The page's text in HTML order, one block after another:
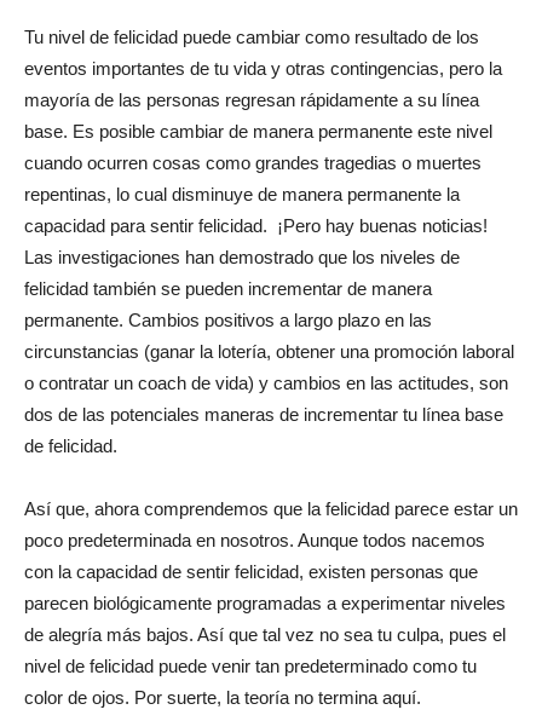
Tu nivel de felicidad puede cambiar como resultado de los
eventos importantes de tu vida y otras contingencias, pero la
mayoría de las personas regresan rápidamente a su línea
base. Es posible cambiar de manera permanente este nivel
cuando ocurren cosas como grandes tragedias o muertes
repentinas, lo cual disminuye de manera permanente la
capacidad para sentir felicidad. ¡Pero hay buenas noticias!
Las investigaciones han demostrado que los niveles de
felicidad también se pueden incrementar de manera
permanente. Cambios positivos a largo plazo en las
circunstancias (ganar la lotería, obtener una promoción laboral
o contratar un coach de vida) y cambios en las actitudes, son
dos de las potenciales maneras de incrementar tu línea base
de felicidad.
Así que, ahora comprendemos que la felicidad parece estar un
poco predeterminada en nosotros. Aunque todos nacemos
con la capacidad de sentir felicidad, existen personas que
parecen biológicamente programadas a experimentar niveles
de alegría más bajos. Así que tal vez no sea tu culpa, pues el
nivel de felicidad puede venir tan predeterminado como tu
color de ojos. Por suerte, la teoría no termina aquí.